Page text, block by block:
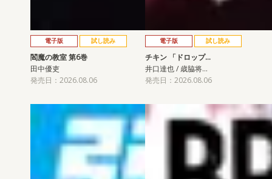
電子版 試し読み
閻魔の教室 第6巻
田中優吏
発売日：2026.08.06
電子版 試し読み
チキン 「ドロップ…
井口達也 / 歳脇将…
発売日：2026.08.06